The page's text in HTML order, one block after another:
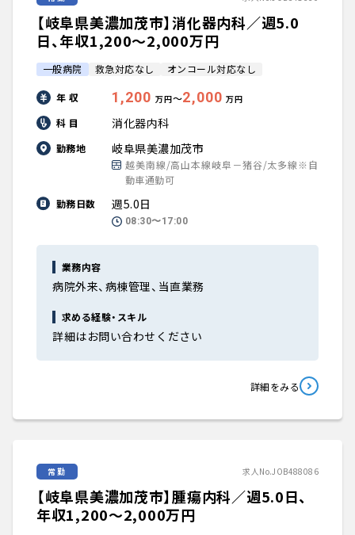
【岐阜県美濃加茂市】消化器内科／週5.0
日、年収1,200〜2,000万円
一般病院 救急対応なし オンコール対応なし
年 収 1,200 万円〜2,000 万円
科 目 消化器内科
勤務地 岐阜県美濃加茂市
越美南線/高山本線岐阜－猪谷/太多線※自
動車通勤可
勤務日数
週5.0日
08:30〜17:00
業務内容
病院外来、病棟管理、当直業務
求める経験・スキル
詳細はお問い合わせください
詳細をみる
常勤 求人No.JOB488086
【岐阜県美濃加茂市】腫瘍内科／週5.0日、
年収1,200〜2,000万円